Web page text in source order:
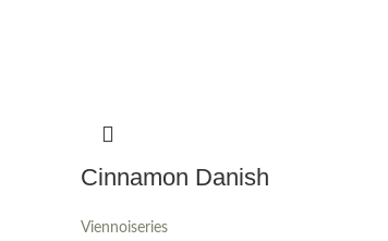
Cinnamon Danish
Viennoiseries